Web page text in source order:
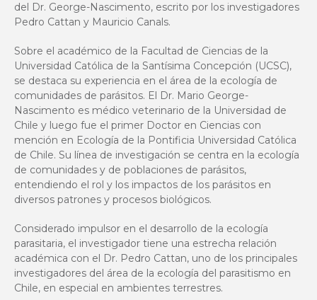
del Dr. George-Nascimento, escrito por los investigadores
Pedro Cattan y Mauricio Canals.
Sobre el académico de la Facultad de Ciencias de la
Universidad Católica de la Santísima Concepción (UCSC),
se destaca su experiencia en el área de la ecología de
comunidades de parásitos. El Dr. Mario George-
Nascimento es médico veterinario de la Universidad de
Chile y luego fue el primer Doctor en Ciencias con
mención en Ecología de la Pontificia Universidad Católica
de Chile. Su línea de investigación se centra en la ecología
de comunidades y de poblaciones de parásitos,
entendiendo el rol y los impactos de los parásitos en
diversos patrones y procesos biológicos.
Considerado impulsor en el desarrollo de la ecología
parasitaria, el investigador tiene una estrecha relación
académica con el Dr. Pedro Cattan, uno de los principales
investigadores del área de la ecología del parasitismo en
Chile, en especial en ambientes terrestres.